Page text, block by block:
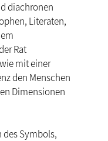
diachronen
Literaten,
Rat
mit einer
den Menschen
Dimensionen
des Symbols,